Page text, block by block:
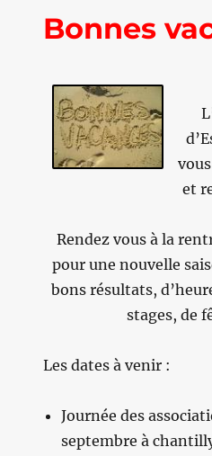
Bonnes
et
Rendez vous à la
pour une nouvelle
bons résultats,
stages, de
Les dates à venir :
Journée des
septembre à